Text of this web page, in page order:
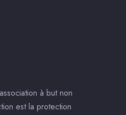
à but non
est la protection